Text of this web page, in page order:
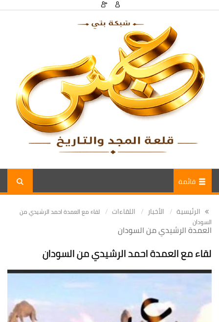
قائمة
الرئيسية الأخبار اللقاءات
لقاء مع العمدة احمد الرشيدي من
السودان
العمدة الرشيدي من السودان
لقاء مع العمدة احمد الرشيدي من السودان